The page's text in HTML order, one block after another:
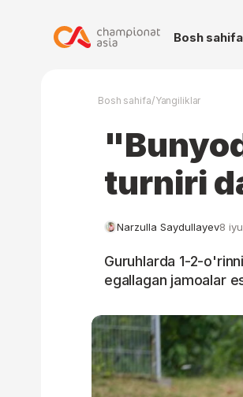
Bosh sahifa
Bosh sahifa/Yangiliklar
turniri
Narzulla Saydullayev8
Guruhlarda 1-2-
egallagan jamoalar